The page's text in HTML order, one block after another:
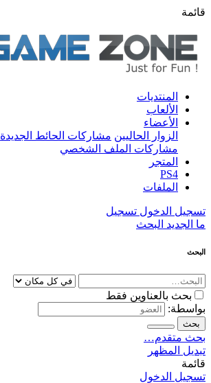
قائمة
المنتديات
الألعاب
الأعضاء
الزوار الحاليين مشاركات الحائط الجديدة
مشاركات الملف الشخصي
المتجر
PS4
الملفات
تسجيل الدخول تسجيل
ما الجديد البحث
البحث
بحث بالعناوين فقط
بواسطة:
بحث
بحث متقدم…
تبديل المظهر
قائمة
تسجيل الدخول